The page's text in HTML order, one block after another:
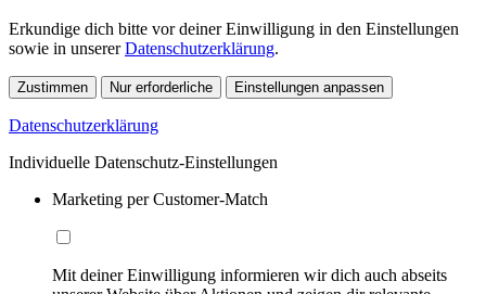
Erkundige dich bitte vor deiner Einwilligung in den Einstellungen
sowie in unsererDatenschutzerklärung.
Zustimmen Nur erforderliche Einstellungen anpassen
Datenschutzerklärung
Individuelle Datenschutz-Einstellungen
Marketing per Customer-Match
Mit deiner Einwilligung informieren wir dich auch abseits